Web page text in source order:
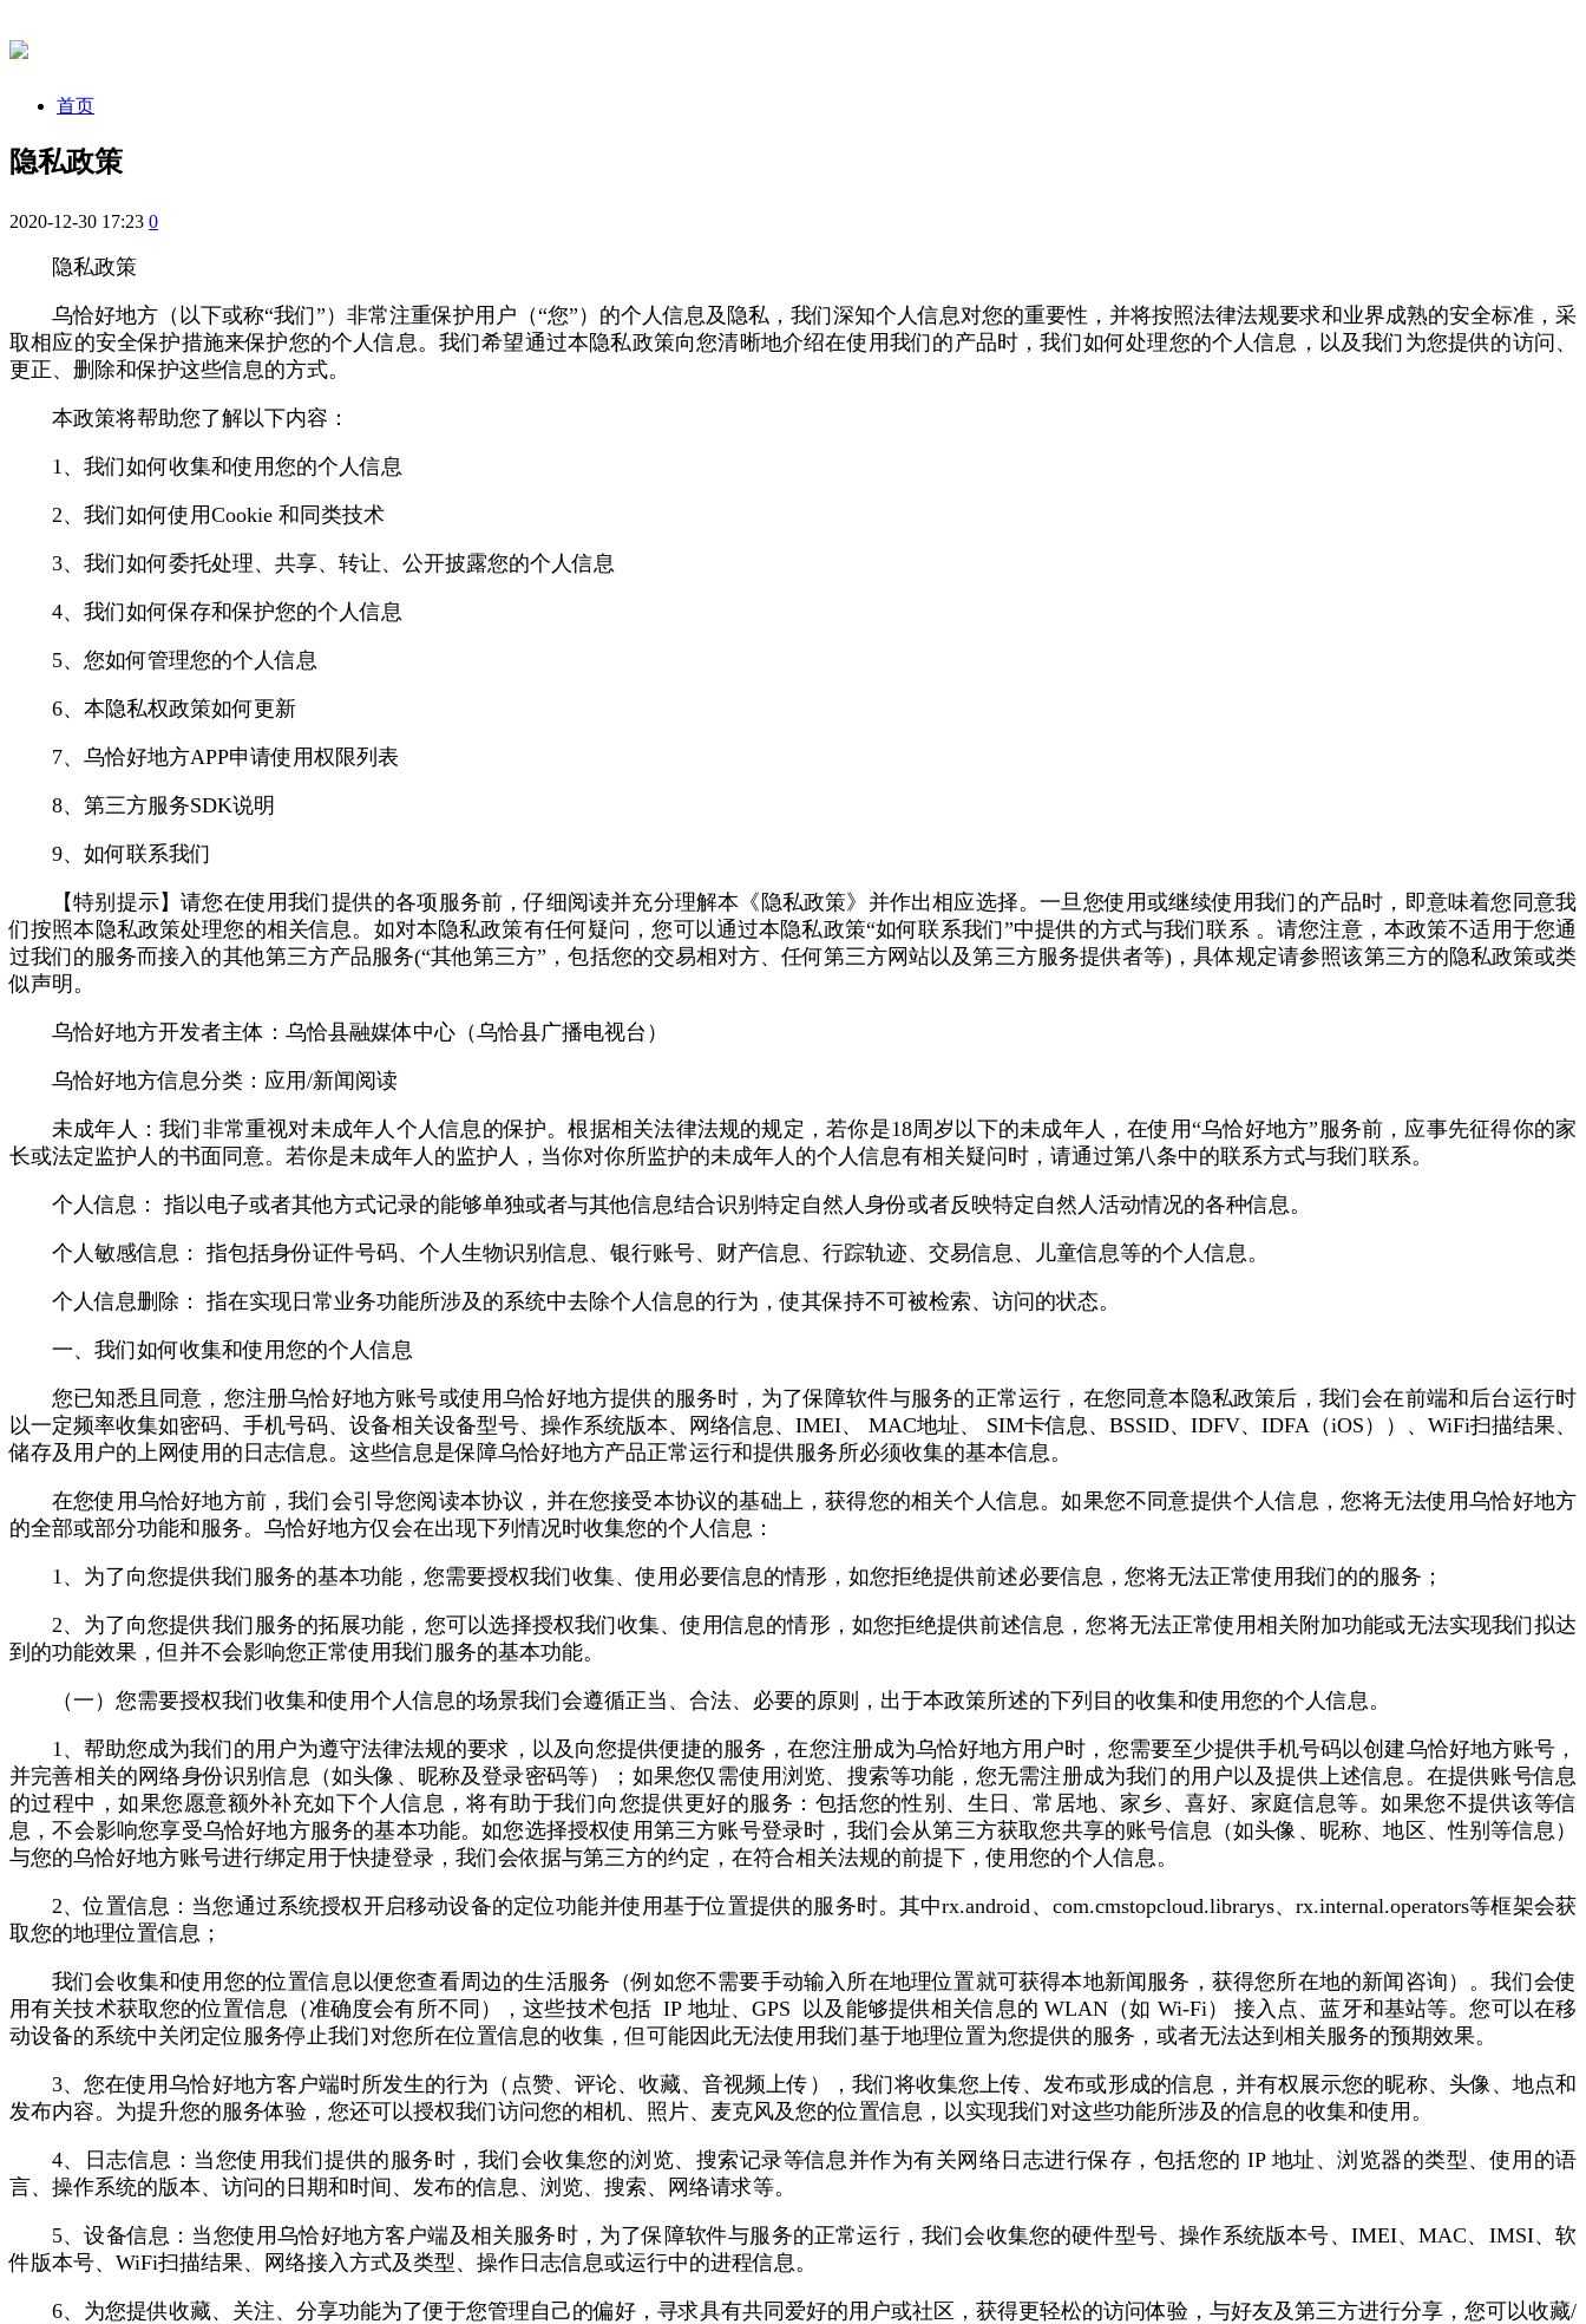
首页
隐私政策
2020-12-30 17:23 0
隐私政策
乌恰好地方（以下或称“我们”）非常注重保护用户（“您”）的个人信息及隐私，我们深知个人信息对您的重要性，并将按照法律法规要求和业界成熟的安全标准，采
取相应的安全保护措施来保护您的个人信息。我们希望通过本隐私政策向您清晰地介绍在使用我们的产品时，我们如何处理您的个人信息，以及我们为您提供的访问、
更正、删除和保护这些信息的方式。
本政策将帮助您了解以下内容：
1、我们如何收集和使用您的个人信息
2、我们如何使用Cookie 和同类技术
3、我们如何委托处理、共享、转让、公开披露您的个人信息
4、我们如何保存和保护您的个人信息
5、您如何管理您的个人信息
6、本隐私权政策如何更新
7、乌恰好地方APP申请使用权限列表
8、第三方服务SDK说明
9、如何联系我们
【特别提示】请您在使用我们提供的各项服务前，仔细阅读并充分理解本《隐私政策》并作出相应选择。一旦您使用或继续使用我们的产品时，即意味着您同意我
们按照本隐私政策处理您的相关信息。如对本隐私政策有任何疑问，您可以通过本隐私政策“如何联系我们”中提供的方式与我们联系 。请您注意，本政策不适用于您通
过我们的服务而接入的其他第三方产品服务(“其他第三方”，包括您的交易相对方、任何第三方网站以及第三方服务提供者等)，具体规定请参照该第三方的隐私政策或类
似声明。
乌恰好地方开发者主体：乌恰县融媒体中心（乌恰县广播电视台）
乌恰好地方信息分类：应用/新闻阅读
未成年人：我们非常重视对未成年人个人信息的保护。根据相关法律法规的规定，若你是18周岁以下的未成年人，在使用“乌恰好地方”服务前，应事先征得你的家
长或法定监护人的书面同意。若你是未成年人的监护人，当你对你所监护的未成年人的个人信息有相关疑问时，请通过第八条中的联系方式与我们联系。
个人信息： 指以电子或者其他方式记录的能够单独或者与其他信息结合识别特定自然人身份或者反映特定自然人活动情况的各种信息。
个人敏感信息： 指包括身份证件号码、个人生物识别信息、银行账号、财产信息、行踪轨迹、交易信息、儿童信息等的个人信息。
个人信息删除： 指在实现日常业务功能所涉及的系统中去除个人信息的行为，使其保持不可被检索、访问的状态。
一、我们如何收集和使用您的个人信息
您已知悉且同意，您注册乌恰好地方账号或使用乌恰好地方提供的服务时，为了保障软件与服务的正常运行，在您同意本隐私政策后，我们会在前端和后台运行时
以一定频率收集如密码、手机号码、设备相关设备型号、操作系统版本、网络信息、IMEI、 MAC地址、 SIM卡信息、BSSID、IDFV、IDFA（iOS））、WiFi扫描结果、
储存及用户的上网使用的日志信息。这些信息是保障乌恰好地方产品正常运行和提供服务所必须收集的基本信息。
在您使用乌恰好地方前，我们会引导您阅读本协议，并在您接受本协议的基础上，获得您的相关个人信息。如果您不同意提供个人信息，您将无法使用乌恰好地方
的全部或部分功能和服务。乌恰好地方仅会在出现下列情况时收集您的个人信息：
1、为了向您提供我们服务的基本功能，您需要授权我们收集、使用必要信息的情形，如您拒绝提供前述必要信息，您将无法正常使用我们的的服务；
2、为了向您提供我们服务的拓展功能，您可以选择授权我们收集、使用信息的情形，如您拒绝提供前述信息，您将无法正常使用相关附加功能或无法实现我们拟达
到的功能效果，但并不会影响您正常使用我们服务的基本功能。
（一）您需要授权我们收集和使用个人信息的场景我们会遵循正当、合法、必要的原则，出于本政策所述的下列目的收集和使用您的个人信息。
1、帮助您成为我们的用户为遵守法律法规的要求，以及向您提供便捷的服务，在您注册成为乌恰好地方用户时，您需要至少提供手机号码以创建乌恰好地方账号，
并完善相关的网络身份识别信息（如头像、昵称及登录密码等）；如果您仅需使用浏览、搜索等功能，您无需注册成为我们的用户以及提供上述信息。在提供账号信息
的过程中，如果您愿意额外补充如下个人信息，将有助于我们向您提供更好的服务：包括您的性别、生日、常居地、家乡、喜好、家庭信息等。如果您不提供该等信
息，不会影响您享受乌恰好地方服务的基本功能。如您选择授权使用第三方账号登录时，我们会从第三方获取您共享的账号信息（如头像、昵称、地区、性别等信息）
与您的乌恰好地方账号进行绑定用于快捷登录，我们会依据与第三方的约定，在符合相关法规的前提下，使用您的个人信息。
2、位置信息：当您通过系统授权开启移动设备的定位功能并使用基于位置提供的服务时。其中rx.android、com.cmstopcloud.librarys、rx.internal.operators等框架会获
取您的地理位置信息；
我们会收集和使用您的位置信息以便您查看周边的生活服务（例如您不需要手动输入所在地理位置就可获得本地新闻服务，获得您所在地的新闻咨询）。我们会使
用有关技术获取您的位置信息（准确度会有所不同），这些技术包括 IP 地址、GPS 以及能够提供相关信息的 WLAN（如 Wi-Fi） 接入点、蓝牙和基站等。您可以在移
动设备的系统中关闭定位服务停止我们对您所在位置信息的收集，但可能因此无法使用我们基于地理位置为您提供的服务，或者无法达到相关服务的预期效果。
3、您在使用乌恰好地方客户端时所发生的行为（点赞、评论、收藏、音视频上传），我们将收集您上传、发布或形成的信息，并有权展示您的昵称、头像、地点和
发布内容。为提升您的服务体验，您还可以授权我们访问您的相机、照片、麦克风及您的位置信息，以实现我们对这些功能所涉及的信息的收集和使用。
4、日志信息：当您使用我们提供的服务时，我们会收集您的浏览、搜索记录等信息并作为有关网络日志进行保存，包括您的 IP 地址、浏览器的类型、使用的语
言、操作系统的版本、访问的日期和时间、发布的信息、浏览、搜索、网络请求等。
5、设备信息：当您使用乌恰好地方客户端及相关服务时，为了保障软件与服务的正常运行，我们会收集您的硬件型号、操作系统版本号、IMEI、MAC、IMSI、软
件版本号、WiFi扫描结果、网络接入方式及类型、操作日志信息或运行中的进程信息。
6、为您提供收藏、关注、分享功能为了便于您管理自己的偏好，寻求具有共同爱好的用户或社区，获得更轻松的访问体验，与好友及第三方进行分享，您可以收藏/